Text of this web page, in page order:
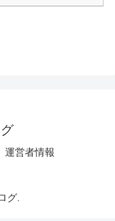
運営者情報
グ.